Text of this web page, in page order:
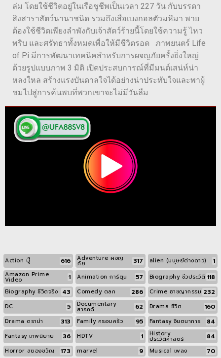
ล่ม โดยใช้ชีวิตอยู่ในเรือชูชีพเป็นเวลา 227 วัน กับบรรดา
สิงสาราสัตว์นานาชนิด รวมถึงเสือเบงกอลตัวมหึมา พาย
ต้องใช้ชีวิตเพียงลำพังกับเจ้าสัตว์ร้ายนี้โดยใช้ความรู้ ไหว
พริบ และศรัทธาทั้งหมดเพื่อให้มีชีวิตรอด ภาพยนตร์ Life
of Pi มีการพัฒนาเทคนิคสำหรับการผจญภัยครั้งยิ่งใหญ่
ด้วยรูปแบบภาพ 3 มิติ เปิดประสบการณ์ที่มีมนต์เสน่ห์น่า
หลงใหล สร้างแรงบันดาลใจได้อย่างน่าประทับใจและพาผู้
ชมไปสู่การค้นพบที่พวกเขาจะไม่มีวันลืม
Action บู๊ 616 Adventure ผจญ
ภัย 317 alien (มนุษย์ต่างดาว) 1
Amazon Prime
Video 1 Animation การ์ตูน 57 Biography ชีวประวัติ 118
Biography ชีวิตจริง 43 Comedy ตลก 286 Crime อาชญากรรม 232
DC 5 Documentary
สารคดี 62 Drama ชีวิต 160
Drama ดราม่า 313 Family ครอบครัว 95 Fantasy จินตนาการ 84
Fantasy เทพนิยาย 36 HDTV 1 History
ประวัติศาสตร์ 84
Horror สยองขวัญ 173 marvel 9 Musical เพลง 70